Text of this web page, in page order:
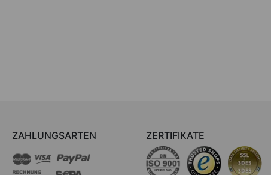
ZAHLUNGSARTEN ZERTIFIKATE